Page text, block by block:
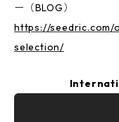
ー（BLOG）
https://
selection/